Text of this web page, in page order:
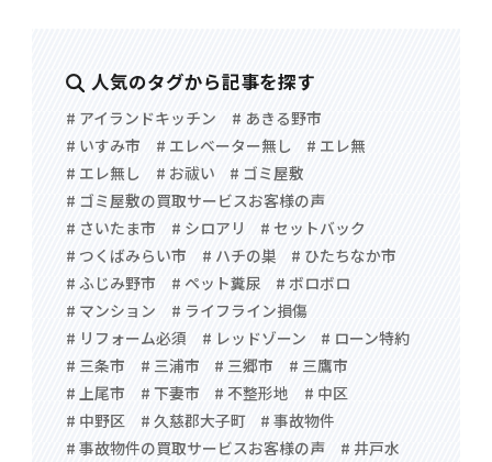
人気のタグから記事を探す
# アイランドキッチン
# あきる野市
# いすみ市
# エレベーター無し
# エレ無
# エレ無し
# お祓い
# ゴミ屋敷
# ゴミ屋敷の買取サービスお客様の声
# さいたま市
# シロアリ
# セットバック
# つくばみらい市
# ハチの巣
# ひたちなか市
# ふじみ野市
# ペット糞尿
# ボロボロ
# マンション
# ライフライン損傷
# リフォーム必須
# レッドゾーン
# ローン特約
# 三条市
# 三浦市 # 三郷市
# 三鷹市
# 上尾市
# 下妻市 # 不整形地
# 中区
# 中野区
# 久慈郡大子町
# 事故物件
# 事故物件の買取サービスお客様の声
# 井戸水